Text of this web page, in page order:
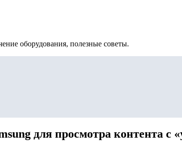
оборудования, полезные советы.
для просмотра контента с